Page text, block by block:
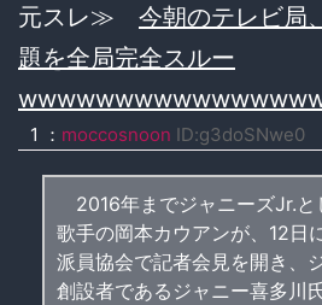
元スレ≫ 今朝のテレビ局
題を全局完全スルー
1 ： moccosnoon ID:g3doSNwe0
2016年までジャニーズJr.と
歌手の岡本カウアンが、12日
派員協会で記者会見を開き、
創設者であるジャニー喜多川